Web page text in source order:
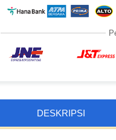
DESKRIPSI